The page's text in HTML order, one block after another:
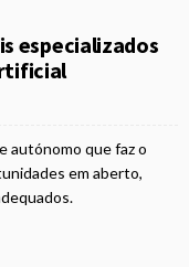
especializados
autónomo que faz o
em aberto,